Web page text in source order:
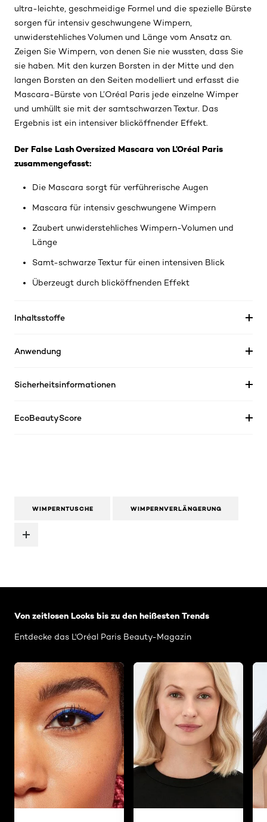
ultra-leichte, geschmeidige Formel und die spezielle Bürste
sorgen für intensiv geschwungene Wimpern,
unwiderstehliches Volumen und Länge vom Ansatz an.
Zeigen Sie Wimpern, von denen Sie nie wussten, dass Sie
sie haben. Mit den kurzen Borsten in der Mitte und den
langen Borsten an den Seiten modelliert und erfasst die
Mascara-Bürste von L’Oréal Paris jede einzelne Wimper
und umhüllt sie mit der samtschwarzen Textur. Das
Ergebnis ist ein intensiver blicköffnender Effekt.
Der False Lash Oversized Mascara von L’Oréal Paris
zusammengefasst:
Die Mascara sorgt für verführerische Augen
Mascara für intensiv geschwungene Wimpern
Zaubert unwiderstehliches Wimpern-Volumen und
Länge
Samt-schwarze Textur für einen intensiven Blick
Überzeugt durch blicköffnenden Effekt
Inhaltsstoffe
Anwendung
Sicherheitsinformationen
EcoBeautyScore
WIMPERNTUSCHE WIMPERNVERLÄNGERUNG
Von zeitlosen Looks bis zu den heißesten Trends
Entdecke das L'Oréal Paris Beauty-Magazin